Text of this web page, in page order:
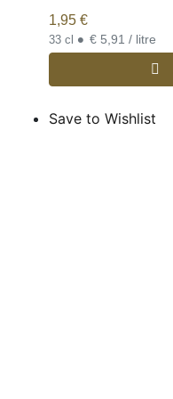
1,95 €
33 cl • € 5,91 / litre
Save to Wishlist